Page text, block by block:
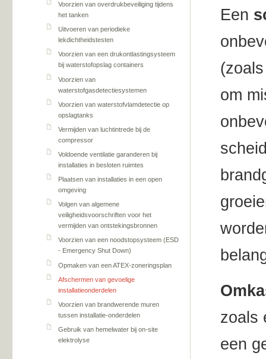
Voorzien van overdrukbeveiliging tijdens
het tanken
Uitvoeren van periodieke
lekdichtheidstesten
Voorzien van een drukontlastingsysteem
bij waterstofopslag containers
Voorzien van
waterstofgasdetectiesystemen
Voorzien van waterstofvlamdetectie op
opslagtanks
Vermijden van luchtintrede bij de
compressor
Voldoende ventilatie garanderen bij
installaties in besloten ruimtes
Plaatsen van installaties in een open
omgeving
Volgen van algemene
veiligheidsvoorschriften voor het
vermijden van ontstekingsbronnen
Voorzien van een noodstopsysteem (ESD
- Emergency Shut Down)
Opmaken van een ATEX-zoneringsplan
Afschermen van gevoelige
installatieonderdelen
Voorzien van brandwerende muren
tussen installatie-onderdelen
Gebruik van hemelwater bij on-site
elektrolyse
Een
om
zoals
een